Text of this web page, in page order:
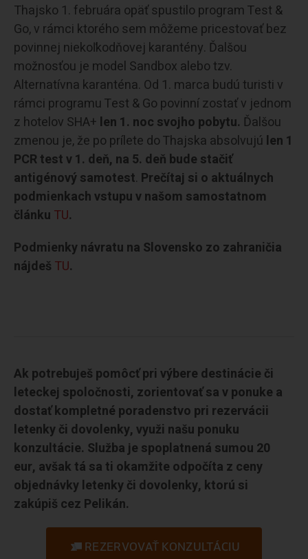
Thajsko 1. februára opäť spustilo program Test &
Go, v rámci ktorého sem môžeme pricestovať bez
povinnej niekoľkodňovej karantény. Ďalšou
možnosťou je model Sandbox alebo tzv.
Alternatívna karanténa. Od 1. marca budú turisti v
rámci programu Test & Go povinní zostať v jednom
z hotelov SHA+ len 1. noc svojho pobytu. Ďalšou
zmenou je, že po prílete do Thajska absolvujú len 1
PCR test v 1. deň, na 5. deň bude stačiť
antigénový samotest. Prečítaj si o aktuálnych
podmienkach vstupu v našom samostatnom
článku TU.
Podmienky návratu na Slovensko zo zahraničia
nájdeš TU.
Ak potrebuješ pomôcť pri výbere destinácie či
leteckej spoločnosti, zorientovať sa v ponuke a
dostať kompletné poradenstvo pri rezervácii
letenky či dovolenky, využi našu ponuku
konzultácie. Služba je spoplatnená sumou 20
eur, avšak tá sa ti okamžite odpočíta z ceny
objednávky letenky či dovolenky, ktorú si
zakúpiš cez Pelikán.
REZERVOVAŤ KONZULTÁCIU